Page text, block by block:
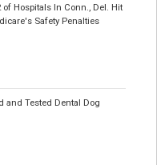
of Hospitals In Conn., Del. Hit
Safety Penalties
and Tested Dental Dog